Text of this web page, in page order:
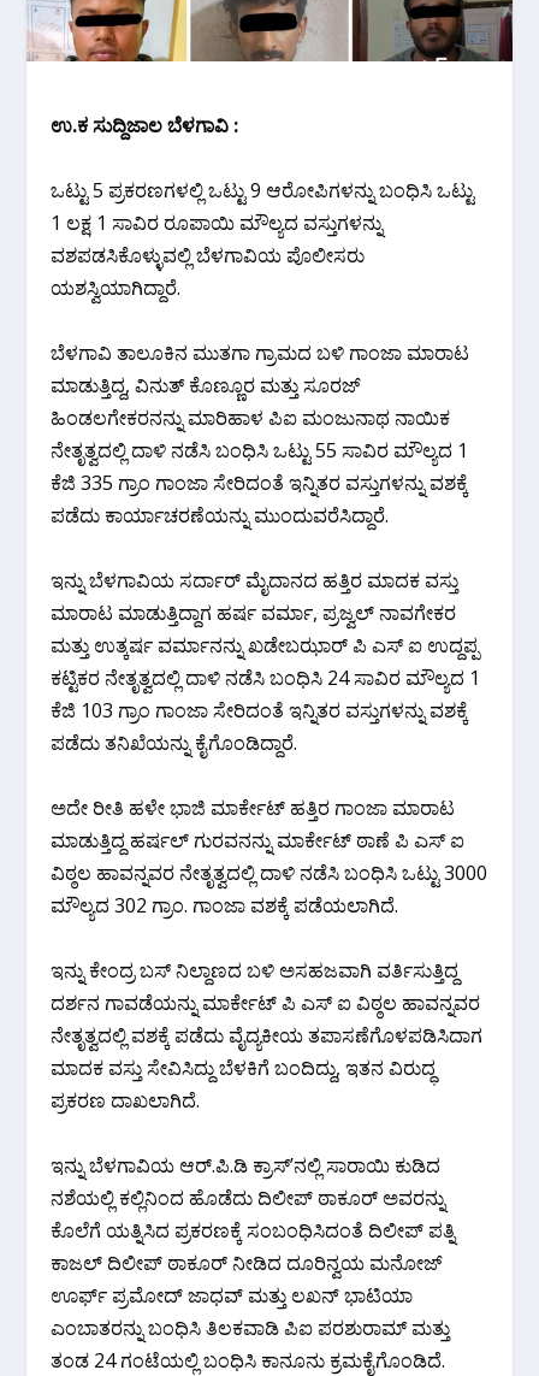
ಉ.ಕ‌ ಸುದ್ದಿಜಾಲ ಬೆಳಗಾವಿ :
ಒಟ್ಟು 5 ಪ್ರಕರಣಗಳಲ್ಲಿ ಒಟ್ಟು 9 ಆರೋಪಿಗಳನ್ನು ಬಂಧಿಸಿ ಒಟ್ಟು
1 ಲಕ್ಷ 1 ಸಾವಿರ ರೂಪಾಯಿ ಮೌಲ್ಯದ ವಸ್ತುಗಳನ್ನು
ವಶಪಡಸಿಕೊಳ್ಳುವಲ್ಲಿ ಬೆಳಗಾವಿಯ ಪೊಲೀಸರು
ಯಶಸ್ವಿಯಾಗಿದ್ದಾರೆ.
ಬೆಳಗಾವಿ ತಾಲೂಕಿನ ಮುತಗಾ ಗ್ರಾಮದ ಬಳಿ ಗಾಂಜಾ ಮಾರಾಟ
ಮಾಡುತ್ತಿದ್ದ, ವಿನುತ್ ಕೊಣ್ಣೂರ ಮತ್ತು ಸೂರಜ್
ಹಿಂಡಲಗೇಕರನನ್ನು ಮಾರಿಹಾಳ ಪಿಐ ಮಂಜುನಾಥ ನಾಯಿಕ
ನೇತೃತ್ವದಲ್ಲಿ ದಾಳಿ ನಡೆಸಿ ಬಂಧಿಸಿ ಒಟ್ಟು 55 ಸಾವಿರ ಮೌಲ್ಯದ 1
ಕೆಜಿ 335 ಗ್ರಾಂ ಗಾಂಜಾ ಸೇರಿದಂತೆ ಇನ್ನಿತರ ವಸ್ತುಗಳನ್ನು ವಶಕ್ಕೆ
ಪಡೆದು ಕಾರ್ಯಾಚರಣೆಯನ್ನು ಮುಂದುವರೆಸಿದ್ದಾರೆ.
ಇನ್ನು ಬೆಳಗಾವಿಯ ಸರ್ದಾರ್ ಮೈದಾನದ ಹತ್ತಿರ ಮಾದಕ ವಸ್ತು
ಮಾರಾಟ ಮಾಡುತ್ತಿದ್ದಾಗ ಹರ್ಷ ವರ್ಮಾ, ಪ್ರಜ್ವಲ್ ನಾವಗೇಕರ
ಮತ್ತು ಉತ್ಕರ್ಷ ವರ್ಮಾನನ್ನು ಖಡೇಬಝಾರ್ ಪಿ ಎಸ್ ಐ ಉದ್ದಪ್ಪ
ಕಟ್ಟಿಕರ ನೇತೃತ್ವದಲ್ಲಿ ದಾಳಿ ನಡೆಸಿ ಬಂಧಿಸಿ 24 ಸಾವಿರ ಮೌಲ್ಯದ 1
ಕೆಜಿ 103 ಗ್ರಾಂ ಗಾಂಜಾ ಸೇರಿದಂತೆ ಇನ್ನಿತರ ವಸ್ತುಗಳನ್ನು ವಶಕ್ಕೆ
ಪಡೆದು ತನಿಖೆಯನ್ನು ಕೈಗೊಂಡಿದ್ದಾರೆ.
ಅದೇ ರೀತಿ ಹಳೇ ಭಾಜಿ ಮಾರ್ಕೇಟ್ ಹತ್ತಿರ ಗಾಂಜಾ ಮಾರಾಟ
ಮಾಡುತ್ತಿದ್ದ ಹರ್ಷಲ್ ಗುರವನನ್ನು ಮಾರ್ಕೇಟ್ ಠಾಣೆ ಪಿ ಎಸ್ ಐ
ವಿಠ್ಠಲ ಹಾವನ್ನವರ ನೇತೃತ್ವದಲ್ಲಿ ದಾಳಿ ನಡೆಸಿ ಬಂಧಿಸಿ ಒಟ್ಟು 3000
ಮೌಲ್ಯದ 302 ಗ್ರಾಂ. ಗಾಂಜಾ ವಶಕ್ಕೆ ಪಡೆಯಲಾಗಿದೆ.
ಇನ್ನು ಕೇಂದ್ರ ಬಸ್ ನಿಲ್ದಾಣದ ಬಳಿ ಅಸಹಜವಾಗಿ ವರ್ತಿಸುತ್ತಿದ್ದ
ದರ್ಶನ ಗಾವಡೆಯನ್ನು ಮಾರ್ಕೇಟ್ ಪಿ ಎಸ್ ಐ ವಿಠ್ಠಲ ಹಾವನ್ನವರ
ನೇತೃತ್ವದಲ್ಲಿ ವಶಕ್ಕೆ ಪಡೆದು ವೈದ್ಯಕೀಯ ತಪಾಸಣೆಗೊಳಪಡಿಸಿದಾಗ
ಮಾದಕ ವಸ್ತು ಸೇವಿಸಿದ್ದು ಬೆಳಕಿಗೆ ಬಂದಿದ್ದು, ಇತನ ವಿರುದ್ಧ
ಪ್ರಕರಣ ದಾಖಲಾಗಿದೆ.
ಇನ್ನು ಬೆಳಗಾವಿಯ ಆರ್.ಪಿ.ಡಿ ಕ್ರಾಸ್’ನಲ್ಲಿ ಸಾರಾಯಿ ಕುಡಿದ
ನಶೆಯಲ್ಲಿ ಕಲ್ಲಿನಿಂದ ಹೊಡೆದು ದಿಲೀಪ್ ಠಾಕೂರ್ ಅವರನ್ನು
ಕೊಲೆಗೆ ಯತ್ನಿಸಿದ ಪ್ರಕರಣಕ್ಕೆ ಸಂಬಂಧಿಸಿದಂತೆ ದಿಲೀಪ್ ಪತ್ನಿ
ಕಾಜಲ್ ದಿಲೀಪ್ ಠಾಕೂರ್ ನೀಡಿದ ದೂರಿನ್ವಯ ಮನೋಜ್
ಊರ್ಫ್ ಪ್ರಮೋದ್ ಜಾಧವ್ ಮತ್ತು ಲಖನ್ ಭಾಟಿಯಾ
ಎಂಬಾತರನ್ನು ಬಂಧಿಸಿ ತಿಲಕವಾಡಿ ಪಿಐ ಪರಶುರಾಮ್ ಮತ್ತು
ತಂಡ 24 ಗಂಟೆಯಲ್ಲಿ ಬಂಧಿಸಿ ಕಾನೂನು ಕ್ರಮಕೈಗೊಂಡಿದೆ.